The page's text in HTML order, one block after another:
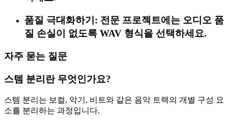
품질 극대화하기: 전문 프로젝트에는 오디오 품
질 손실이 없도록 WAV 형식을 선택하세요.
자주 묻는 질문
스템 분리란 무엇인가요?
스템 분리는 보컬, 악기, 비트와 같은 음악 트랙의 개별 구성 요
소를 분리하는 과정입니다.